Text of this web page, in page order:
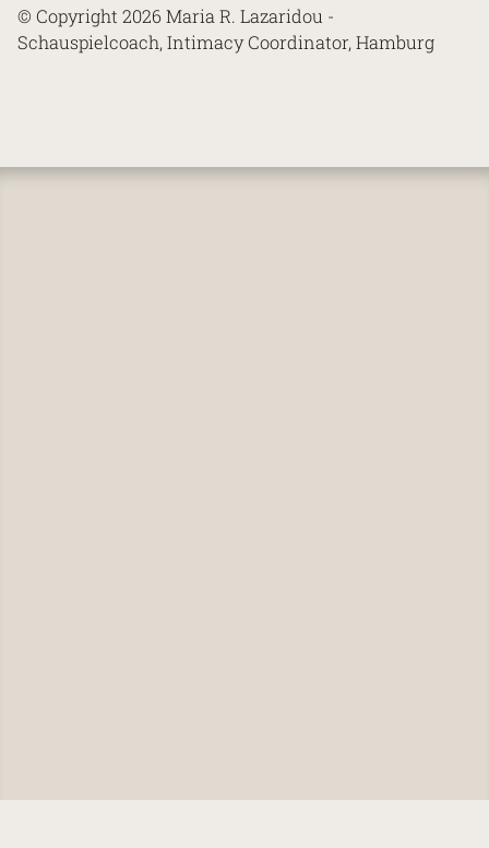
© Copyright 2026 Maria R. Lazaridou -
Schauspielcoach, Intimacy Coordinator, Hamburg
training was made possible by the friendly financial support of
MOIN Filmförderung Hamburg Schleswig Holstein. From 🫶